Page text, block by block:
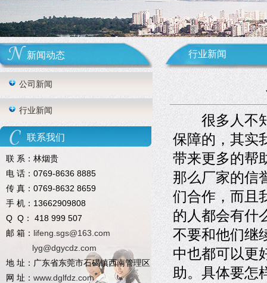
新闻动态
公司新闻
行业新闻
联系我们
联 系：林烟贵
电 话：0769-8636 8885
传 真：0769-8632 8659
手 机：13662909808
Q Q： 418 999 507
邮 箱： lifeng.sgs@163.com
lyg@dgycdz.com
地 址：广东省东莞市石碣镇西南管理区
网 址： www.dglfdz.com
行业新闻
很多人不
保障的，其实
带来更多的帮
那么厂家的信
们合作，而且
的人都会有什
不要和他们继
中也都可以更
助。具体要怎